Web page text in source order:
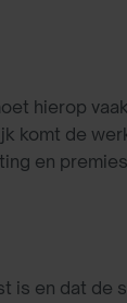
hierop
komt de
en
is en dat de